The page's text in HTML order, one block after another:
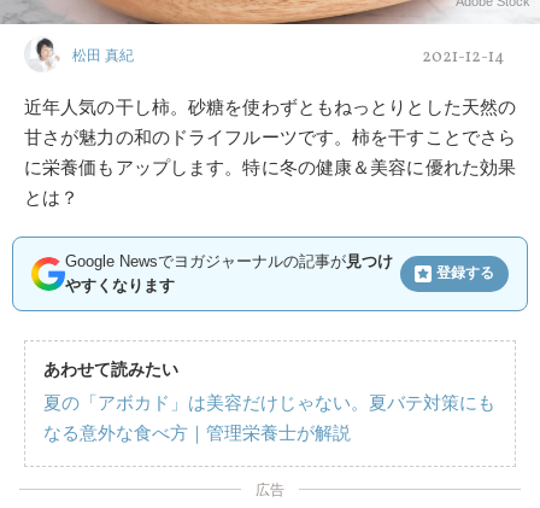
松田 真紀 2021-12-14
近年人気の干し柿。砂糖を使わずともねっとりとした天然の
甘さが魅力の和のドライフルーツです。柿を干すことでさら
に栄養価もアップします。特に冬の健康＆美容に優れた効果
とは？
Google Newsでヨガジャーナルの記事が見つけ
やすくなります
登録する
あわせて読みたい
夏の「アボカド」は美容だけじゃない。夏バテ対策にも
なる意外な食べ方｜管理栄養士が解説
広告